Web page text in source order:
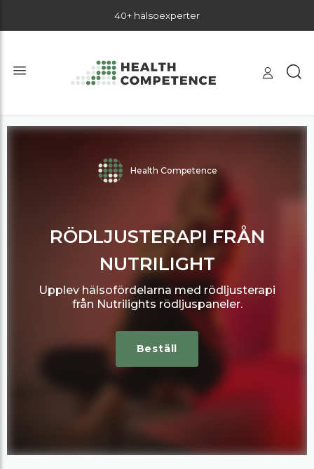
40+ hälsoexperter
Health Competence
RÖDLJUSTERAPI FRÅN
NUTRILIGHT
Upplev hälsofördelarna med rödljusterapi
från Nutrilights rödljuspaneler.
Beställ